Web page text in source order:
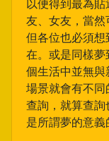
以便得到最為
友、女友，當然
但各位也必須
在。或是同樣
個生活中並無
場景就會有不
查詢，就算查
是所謂夢的意義